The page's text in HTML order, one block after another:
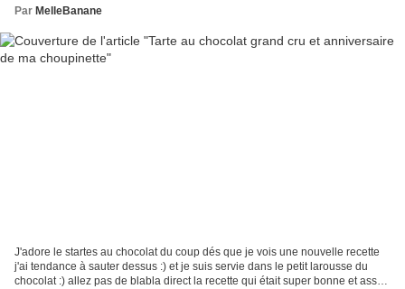
Par MelleBanane
J'adore le startes au chocolat du coup dés que je vois une nouvelle recette
j'ai tendance à sauter dessus :) et je suis servie dans le petit larousse du
chocolat :) allez pas de blabla direct la recette qui était super bonne et assez